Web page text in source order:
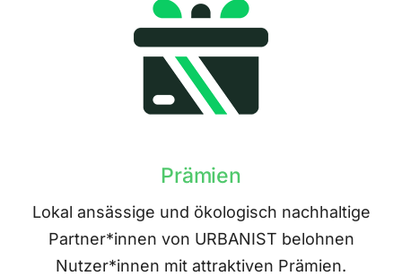
Prämien
Lokal ansässige und ökologisch nachhaltige
Partner*innen von URBANIST belohnen
Nutzer*innen mit attraktiven Prämien.